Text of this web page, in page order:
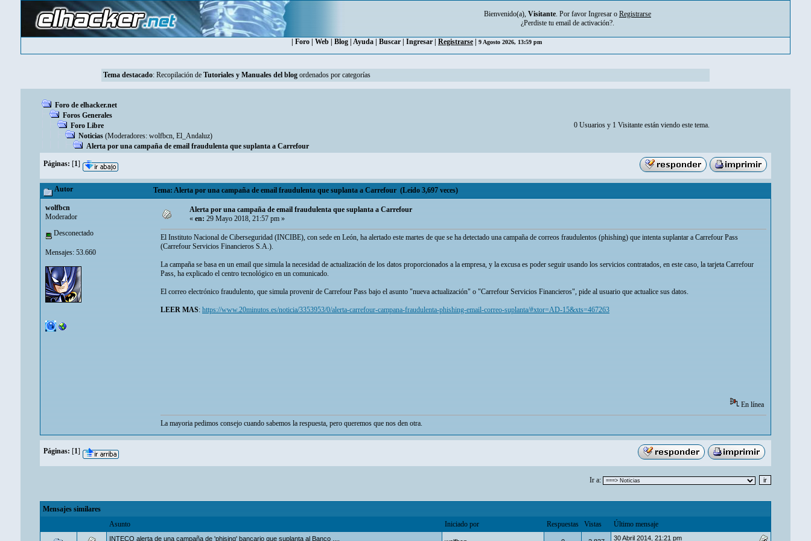
Bienvenido(a), Visitante. Por favor Ingresar o Registrarse
¿Perdiste tu email de activación?.
Foro Web Blog Ayuda Buscar Ingresar Registrarse 9 Agosto 2026, 13:59 pm
Tema destacado: Recopilación de Tutoriales y Manuales del blog ordenados por categorías
Foro de elhacker.net
Foros Generales
Foro Libre
Noticias (Moderadores: wolfbcn, El_Andaluz)
Alerta por una campaña de email fraudulenta que suplanta a Carrefour
0 Usuarios y 1 Visitante están viendo este tema.
Páginas: [1]
Autor Tema: Alerta por una campaña de email fraudulenta que suplanta a Carrefour (Leído 3,697 veces)
wolfbcn
Moderador
Desconectado
Mensajes: 53.660
Alerta por una campaña de email fraudulenta que suplanta a Carrefour
«en:29 Mayo 2018, 21:57 pm »
El Instituto Nacional de Ciberseguridad (INCIBE), con sede en León, ha alertado este martes de que se ha detectado una campaña de correos fraudulentos (phishing) que intenta suplantar a Carrefour Pass
(Carrefour Servicios Financieros S.A.).
La campaña se basa en un email que simula la necesidad de actualización de los datos proporcionados a la empresa, y la excusa es poder seguir usando los servicios contratados, en este caso, la tarjeta Carrefour
Pass, ha explicado el centro tecnológico en un comunicado.
El correo electrónico fraudulento, que simula provenir de Carrefour Pass bajo el asunto "nueva actualización" o "Carrefour Servicios Financieros", pide al usuario que actualice sus datos.
LEER MAS:https://www.20minutos.es/noticia/3353953/0/alerta-carrefour-campana-fraudulenta-phishing-email-correo-suplanta/#xtor=AD-15&xts=467263
En línea
La mayoria pedimos consejo cuando sabemos la respuesta, pero queremos que nos den otra.
Páginas: [1]
Ir a:
Mensajes similares
Asunto
Iniciado por Respuestas Vistas Último mensaje
INTECO alerta de una campaña de 'phising' bancario que suplanta al Banco .... 30 Abril 2014, 21:21 pm